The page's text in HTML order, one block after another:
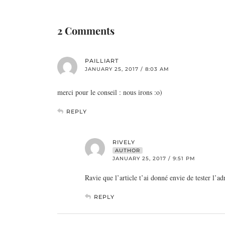
2 Comments
PAILLIART
JANUARY 25, 2017 / 8:03 AM
merci pour le conseil : nous irons :o)
REPLY
RIVELY
AUTHOR
JANUARY 25, 2017 / 9:51 PM
Ravie que l’article t’ai donné envie de tester
REPLY